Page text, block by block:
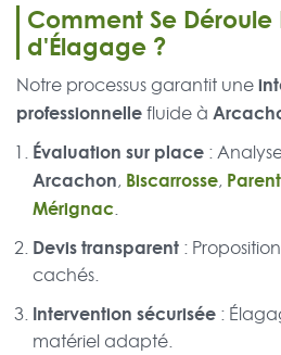
Comment Se
d'Élagage ?
Notre processus garantit une
professionnellefluide à
Évaluation sur place :
Arcachon, Biscarrosse,
Mérignac.
Devis transparent :
cachés.
Intervention sécurisée :
matériel adapté.